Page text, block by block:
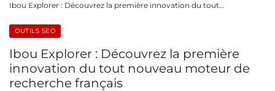
Ibou Explorer : Découvrez la première innovation du tout…
OUTILS SEO
Ibou Explorer : Découvrez la première
innovation du tout nouveau moteur de
recherche français